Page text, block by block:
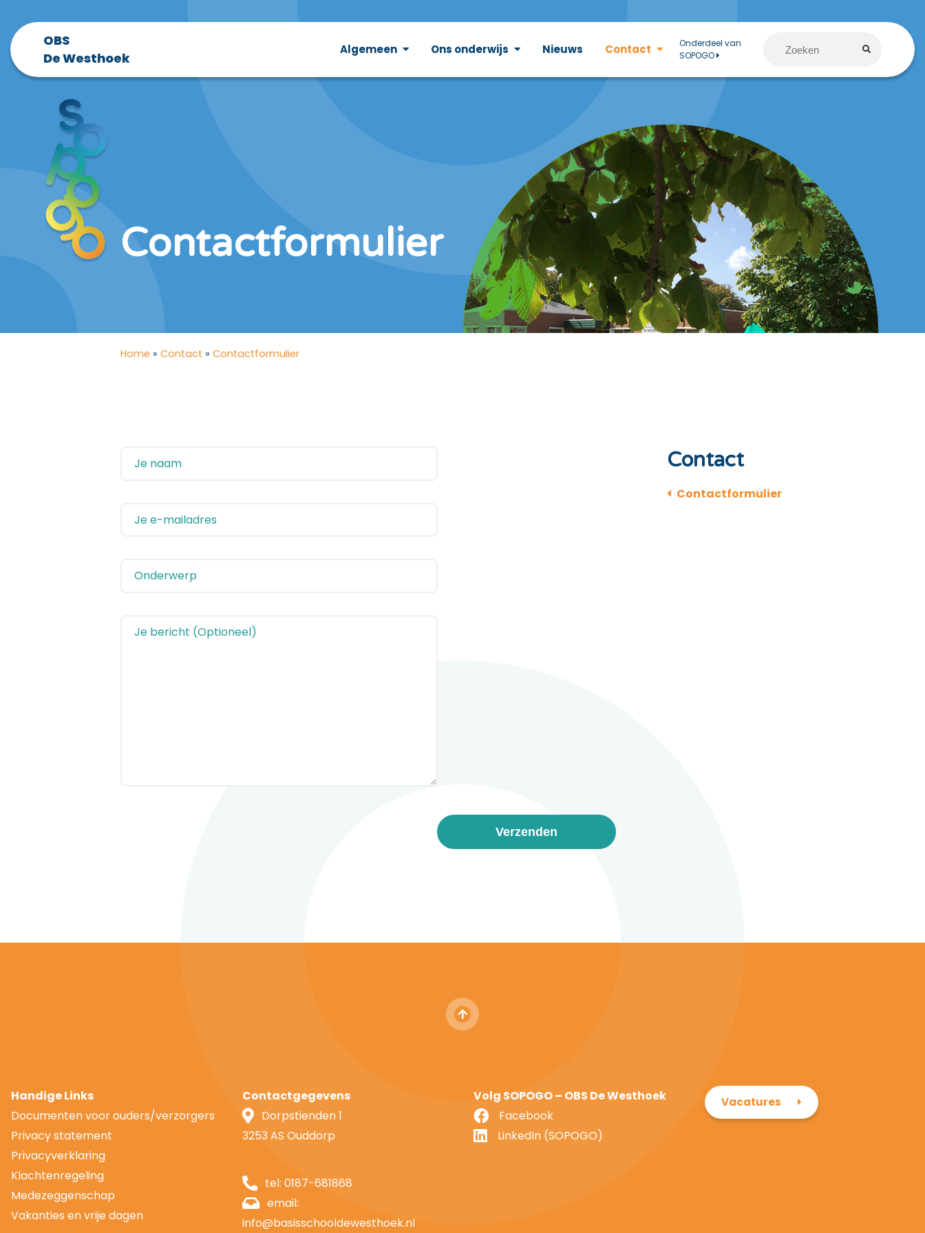
OBS
De Westhoek
Algemeen Ons onderwijs Nieuws Contact
Onderdeel van
SOPOGO
Contactformulier
Home » Contact » Contactformulier
Je naam
Je e-mailadres
Onderwerp
Je bericht (Optioneel)
Contact
Contactformulier
Handige Links
Documenten voor ouders/verzorgers
Privacy statement
Privacyverklaring
Klachtenregeling
Medezeggenschap
Vakanties en vrije dagen
Contactgegevens
Dorpstienden 1
3253 AS Ouddorp
tel:0187-681868
email:
info@basisschooldewesthoek.nl
Volg SOPOGO – OBS De Westhoek
Facebook
LinkedIn (SOPOGO)
Vacatures